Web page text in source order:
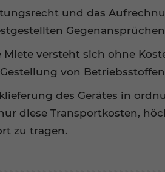
und das
Miete versteht sich ohne
von
des Gerätes in
diese Transportkosten,
zu tragen.